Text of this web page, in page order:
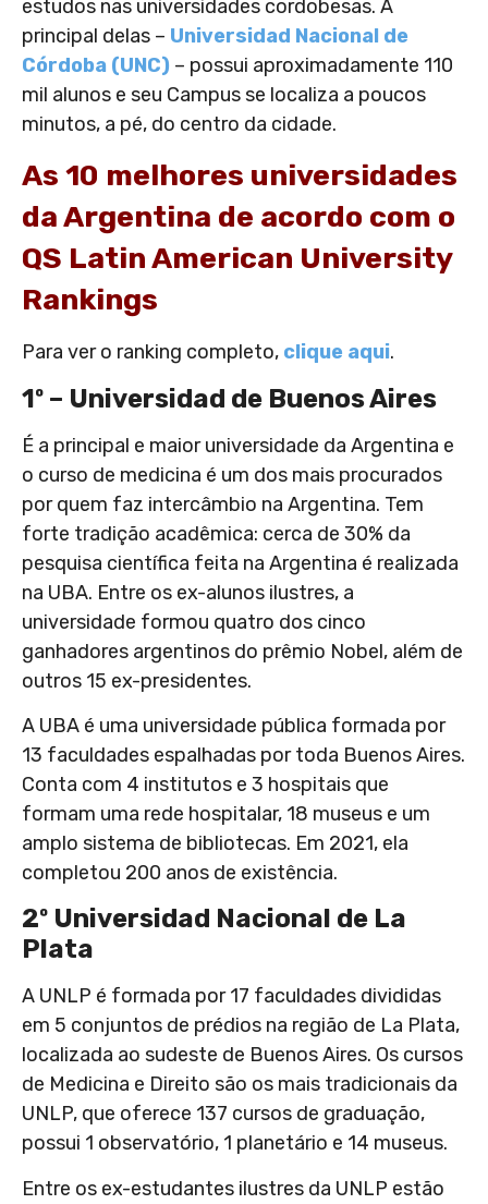
estudos nas universidades cordobesas. A
principal delas – Universidad Nacional de
Córdoba (UNC) – possui aproximadamente 110
mil alunos e seu Campus se localiza a poucos
minutos, a pé, do centro da cidade.
As 10 melhores universidades
da Argentina de acordo com o
QS Latin American University
Rankings
Para ver o ranking completo, clique aqui.
1º – Universidad de Buenos Aires
É a principal e maior universidade da Argentina e
o curso de medicina é um dos mais procurados
por quem faz intercâmbio na Argentina. Tem
forte tradição acadêmica: cerca de 30% da
pesquisa científica feita na Argentina é realizada
na UBA. Entre os ex-alunos ilustres, a
universidade formou quatro dos cinco
ganhadores argentinos do prêmio Nobel, além de
outros 15 ex-presidentes.
A UBA é uma universidade pública formada por
13 faculdades espalhadas por toda Buenos Aires.
Conta com 4 institutos e 3 hospitais que
formam uma rede hospitalar, 18 museus e um
amplo sistema de bibliotecas. Em 2021, ela
completou 200 anos de existência.
2º Universidad Nacional de La
Plata
A UNLP é formada por 17 faculdades divididas
em 5 conjuntos de prédios na região de La Plata,
localizada ao sudeste de Buenos Aires. Os cursos
de Medicina e Direito são os mais tradicionais da
UNLP, que oferece 137 cursos de graduação,
possui 1 observatório, 1 planetário e 14 museus.
Entre os ex-estudantes ilustres da UNLP estão